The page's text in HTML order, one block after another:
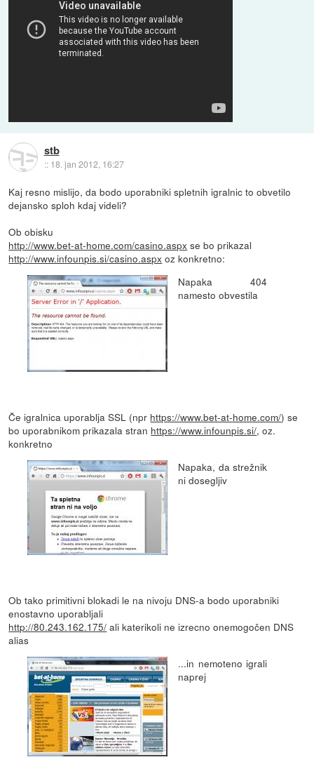
stb
:: 18. jan 2012, 16:27
Kaj resno mislijo, da bodo uporabniki spletnih igralnic to obvetilo
dejansko sploh kdaj videli?
Ob obisku
http://www.bet-at-home.com/casino.aspx se bo prikazal
http://www.infounpis.si/casino.aspx oz konkretno:
Napaka 404
namesto obvestila
Če igralnica uporablja SSL (npr https://www.bet-at-home.com/) se
bo uporabnikom prikazala stran https://www.infounpis.si/, oz.
konkretno
Napaka, da strežnik
ni dosegljiv
Ob tako primitivni blokadi le na nivoju DNS-a bodo uporabniki
enostavno uporabljali
http://80.243.162.175/ ali katerikoli ne izrecno onemogočen DNS
alias
...in nemoteno igrali
naprej